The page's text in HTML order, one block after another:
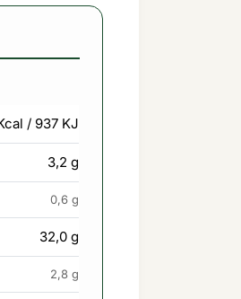
/ 937 KJ
3,2 g
0,6 g
32,0 g
2,8 g